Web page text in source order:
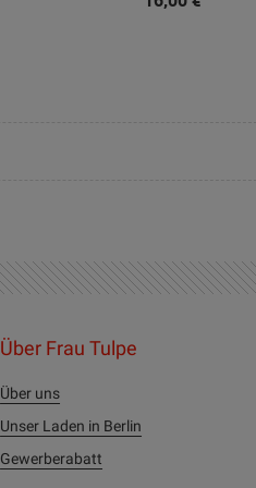
Über Frau Tulpe
Über uns
Unser Laden in Berlin
Gewerberabatt